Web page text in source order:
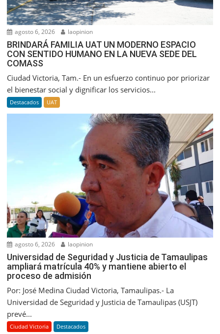
agosto 6, 2026 laopinion
BRINDARÁ FAMILIA UAT UN MODERNO ESPACIO
CON SENTIDO HUMANO EN LA NUEVA SEDE DEL
COMASS
Ciudad Victoria, Tam.- En un esfuerzo continuo por priorizar
el bienestar social y dignificar los servicios...
Destacados UAT
agosto 6, 2026 laopinion
Universidad de Seguridad y Justicia de Tamaulipas
ampliará matrícula 40% y mantiene abierto el
proceso de admisión
Por: José Medina Ciudad Victoria, Tamaulipas.- La
Universidad de Seguridad y Justicia de Tamaulipas (USJT)
prevé...
Ciudad Victoria Destacados